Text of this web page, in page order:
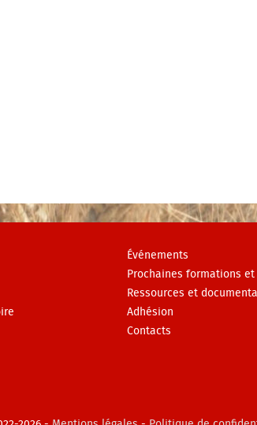
Événements
Prochaines formations
Ressources et
Adhésion
Contacts